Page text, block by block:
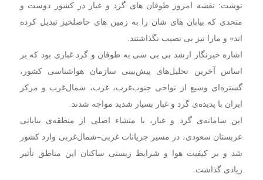
نوشت: نقشه امروز طوفان های گرد و غبار در کشور دوست و
متحدی که بیابان های شان را به زمین های حاصلخیز تبدیل کرده
اند» و مارا نیز بی نصیب نگذاشتند.
اشاره خبرنگار ارشد بی بی سی به طوفان و گرد غباری بود که بر
اساس آخرین تحلیل‌های پیش‌بینی سازمان هواشناسی کشور،
گستره‌ای وسیع از نواحی جنوب‌غرب، غرب، شمال‌غرب و مرکز
ایران با پدیده‌ی گرد و غبار بسیار شدید مواجه شدند.
این سامانه‌ی گرد و غبار، با منشاء اصلی از منطقه‌ی بیابانی
عربستان سعودی، در مسیر جریانات غربی–شمال‌غربی وارد کشور
شد و بر کیفیت هوا و شرایط زیستی ساکنان این مناطق تأثیر
زیادی گذاشت.